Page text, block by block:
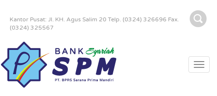
Kantor Pusat: Jl. KH. Agus Salim 20 Telp. (0324) 326696 Fax.
(0324) 325567